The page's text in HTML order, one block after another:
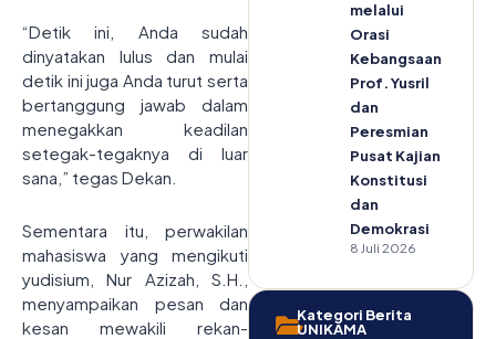
“Detik ini, Anda sudah
dinyatakan lulus dan mulai
detik ini juga Anda turut serta
bertanggung jawab dalam
menegakkan keadilan
setegak-tegaknya di luar
sana,” tegas Dekan.
Sementara itu, perwakilan
mahasiswa yang mengikuti
yudisium, Nur Azizah, S.H.,
menyampaikan pesan dan
kesan mewakili rekan-
melalui
Orasi
Kebangsaan
Prof. Yusril
dan
Peresmian
Pusat Kajian
Konstitusi
dan
Demokrasi
8 Juli 2026
Kategori Berita
UNIKAMA